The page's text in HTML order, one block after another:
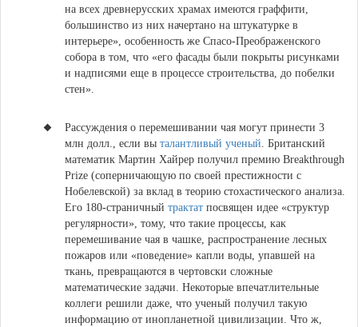
на всех древнерусских храмах имеются граффити,
большинство из них начертано на штукатурке в
интерьере», особенность же Спасо-Преображенского
собора в том, что «его фасады были покрыты рисунками
и надписями еще в процессе строительства, до побелки
стен».
Рассуждения о перемешивании чая могут принести 3
млн долл., если вы талантливый ученый. Британский
математик Мартин Хайрер получил премию Breakthrough
Prize (соперничающую по своей престижности с
Нобелевской) за вклад в теорию стохастического анализа.
Его 180-страничный трактат посвящен идее «структур
регулярности», тому, что такие процессы, как
перемешивание чая в чашке, распространение лесных
пожаров или «поведение» капли воды, упавшей на
ткань, превращаются в чертовски сложные
математические задачи. Некоторые впечатлительные
коллеги решили даже, что ученый получил такую
информацию от инопланетной цивилизации. Что ж,